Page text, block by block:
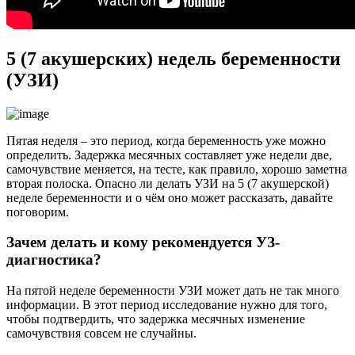
5 (7 акушерских) недель беременности
(УЗИ)
Пятая неделя – это период, когда беременность уже можно
определить. Задержка месячных составляет уже недели две,
самочувствие меняется, на тесте, как правило, хорошо заметна
вторая полоска. Опасно ли делать УЗИ на 5 (7 акушерской)
неделе беременности и о чём оно может рассказать, давайте
поговорим.
Зачем делать и кому рекомендуется УЗ-
диагностика?
На пятой неделе беременности УЗИ может дать не так много
информации. В этот период исследование нужно для того,
чтобы подтвердить, что задержка месячных изменение
самочувствия совсем не случайны.